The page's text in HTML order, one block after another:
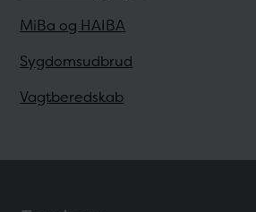
MiBa og HAIBA
Sygdomsudbrud
Vagtberedskab